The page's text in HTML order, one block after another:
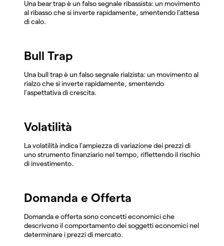
Una bear trap è un falso segnale ribassista: un movimento
al ribasso che si inverte rapidamente, smentendo l'attesa
di calo.
Bull Trap
Una bull trap è un falso segnale rialzista: un movimento al
rialzo che si inverte rapidamente, smentendo
l'aspettativa di crescita.
Volatilità
La volatilità indica l'ampiezza di variazione dei prezzi di
uno strumento finanziario nel tempo, riflettendo il rischio
di investimento.
Domanda e Offerta
Domanda e offerta sono concetti economici che
descrivono il comportamento dei soggetti economici nel
determinare i prezzi di mercato.